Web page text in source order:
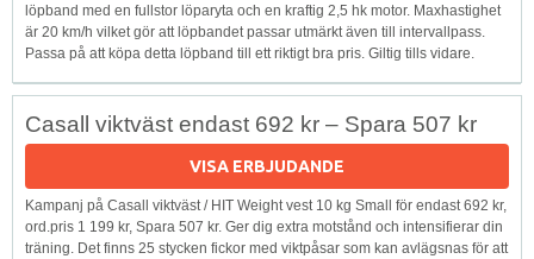
löpband med en fullstor löparyta och en kraftig 2,5 hk motor. Maxhastighet
är 20 km/h vilket gör att löpbandet passar utmärkt även till intervallpass.
Passa på att köpa detta löpband till ett riktigt bra pris. Giltig tills vidare.
Casall viktväst endast 692 kr – Spara 507 kr
VISA ERBJUDANDE
Kampanj på Casall viktväst / HIT Weight vest 10 kg Small för endast 692 kr,
ord.pris 1 199 kr, Spara 507 kr. Ger dig extra motstånd och intensifierar din
träning. Det finns 25 stycken fickor med viktpåsar som kan avlägsnas för att